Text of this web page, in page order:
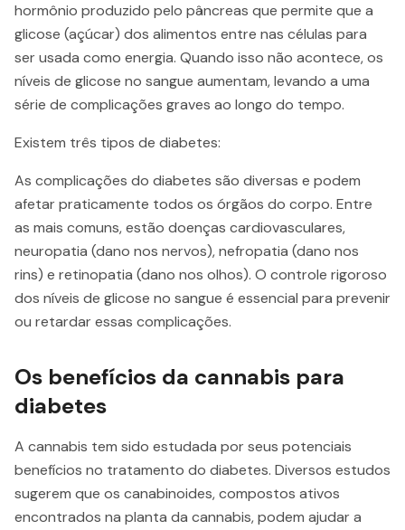
hormônio produzido pelo pâncreas que permite que a
glicose (açúcar) dos alimentos entre nas células para
ser usada como energia. Quando isso não acontece, os
níveis de glicose no sangue aumentam, levando a uma
série de complicações graves ao longo do tempo.
Existem três tipos de diabetes:
As complicações do diabetes são diversas e podem
afetar praticamente todos os órgãos do corpo. Entre
as mais comuns, estão doenças cardiovasculares,
neuropatia (dano nos nervos), nefropatia (dano nos
rins) e retinopatia (dano nos olhos). O controle rigoroso
dos níveis de glicose no sangue é essencial para prevenir
ou retardar essas complicações.
Os benefícios da cannabis para
diabetes
A cannabis tem sido estudada por seus potenciais
benefícios no tratamento do diabetes. Diversos estudos
sugerem que os canabinoides, compostos ativos
encontrados na planta da cannabis, podem ajudar a